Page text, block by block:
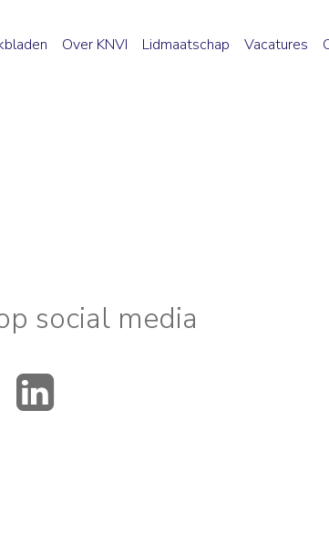
Over KNVI Lidmaatschap Vacatures
social media